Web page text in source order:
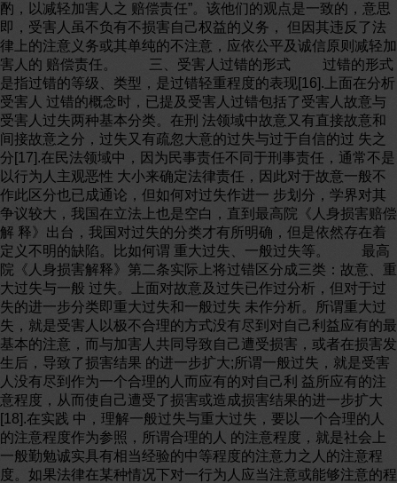
酌，以减轻加害人之 赔偿责任”。该他们的观点是一致的，意思
即，受害人虽不负有不损害自己权益的义务， 但因其违反了法
律上的注意义务或其单纯的不注意，应依公平及诚信原则减轻加
害人的 赔偿责任。 三、受害人过错的形式 过错的形式
是指过错的等级、类型，是过错轻重程度的表现[16].上面在分析
受害人 过错的概念时，已提及受害人过错包括了受害人故意与
受害人过失两种基本分类。在刑 法领域中故意又有直接故意和
间接故意之分，过失又有疏忽大意的过失与过于自信的过 失之
分[17].在民法领域中，因为民事责任不同于刑事责任，通常不是
以行为人主观恶性 大小来确定法律责任，因此对于故意一般不
作此区分也已成通论，但如何对过失作进一 步划分，学界对其
争议较大，我国在立法上也是空白，直到最高院《人身损害赔偿
解 释》出台，我国对过失的分类才有所明确，但是依然存在着
定义不明的缺陷。比如何谓 重大过失、一般过失等。 最高
院《人身损害解释》第二条实际上将过错区分成三类：故意、重
大过失与一般 过失。上面对故意及过失已作过分析，但对于过
失的进一步分类即重大过失和一般过失 未作分析。所谓重大过
失，就是受害人以极不合理的方式没有尽到对自己利益应有的最
基本的注意，而与加害人共同导致自己遭受损害，或者在损害发
生后，导致了损害结果 的进一步扩大;所谓一般过失，就是受害
人没有尽到作为一个合理的人而应有的对自己利 益所应有的注
意程度，从而使自己遭受了损害或造成损害结果的进一步扩大
[18].在实践 中，理解一般过失与重大过失，要以一个合理的人
的注意程度作为参照，所谓合理的人 的注意程度，就是社会上
一般勤勉诚实具有相当经验的中等程度的注意力之人的注意程
度。如果法律在某种情况下对一行为人应当注意或能够注意的程